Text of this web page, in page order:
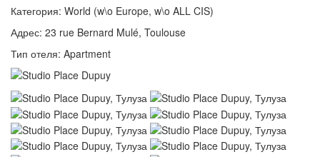
Категория: World (w\o Europe, w\o ALL CIS)
Адрес: 23 rue Bernard Mulé, Toulouse
Тип отеля: Apartment